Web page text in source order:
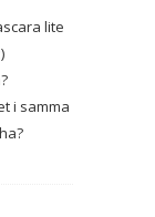
lite
i samma